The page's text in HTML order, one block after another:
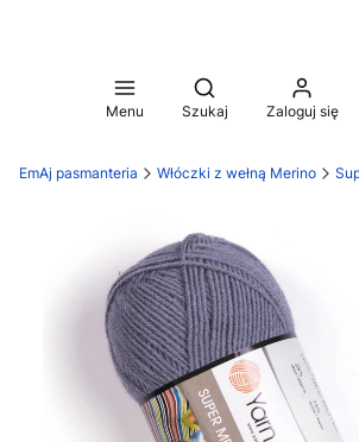
Menu
Otwórz
Szukaj Zaloguj się
EmAj pasmanteria Włóczki z wełną Merino